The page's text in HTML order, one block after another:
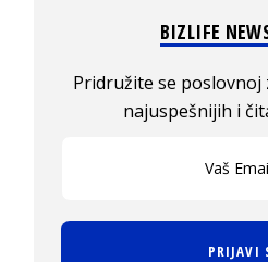
BIZLIFE
Pridružite se poslovnoj
najuspešnijih i
PRIJAVI